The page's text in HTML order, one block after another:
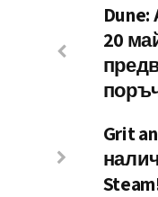
20
Grit